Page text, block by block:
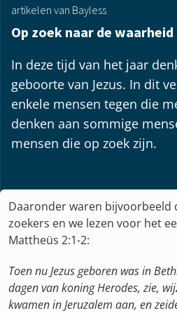
artikelen van Bayless
Op zoek naar de
In deze tijd van het jaar
geboorte van Jezus. In dit
enkele mensen tegen die
denken aan sommige
mensen die op zoek zijn.
Daaronder waren bijvoorbeeld
zoekers en we lezen voor het
Mattheüs 2:1-2:
Toen nu Jezus geboren was in
dagen van koning Herodes, zie,
kwamen in Jeruzalem aan, en